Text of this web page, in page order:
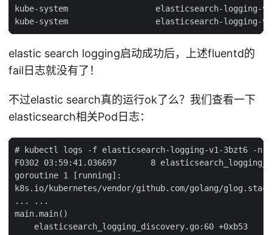
kube-system                  elasticsearch-
elastic search logging启动成功后，上述fluentd的
fail日志就没有了！
不过elastic search真的运行ok了么？我们查看一下
elasticsearch相关Pod日志：
# kubectl logs -f elasticsearch-logging-v1-3bzt6 -n
F0302 03:59:41.036697       8
goroutine 1 [running]:
k8s.io/kubernetes/vendor/github.com/golang/
... ...
main.main()
    elasticsearch_logging_discovery.go:60 +0xb53